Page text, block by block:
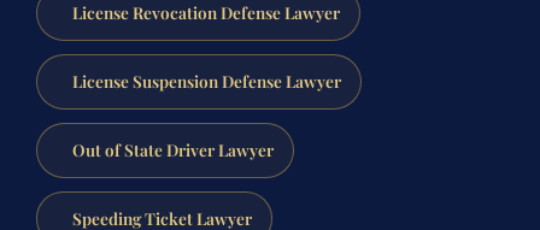
License Revocation Defense Lawyer
License Suspension Defense Lawyer
Out of State Driver Lawyer
Speeding Ticket Lawyer